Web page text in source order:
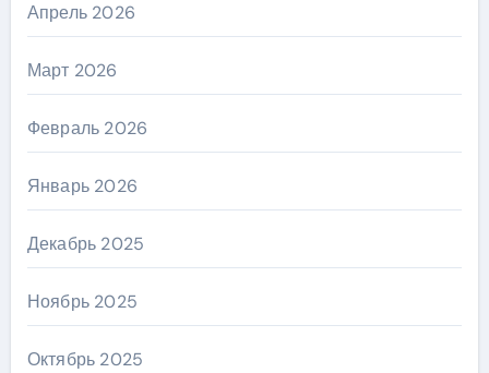
Апрель 2026
Март 2026
Февраль 2026
Январь 2026
Декабрь 2025
Ноябрь 2025
Октябрь 2025